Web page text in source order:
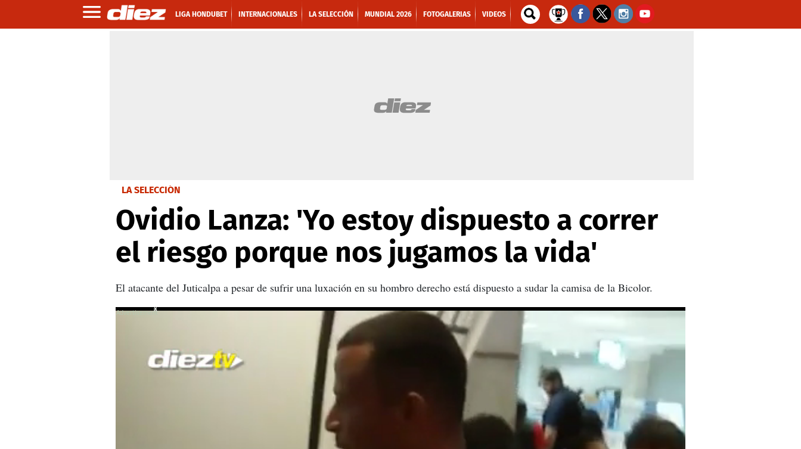
LIGA HONDUBET INTERNACIONALES LA SELECCIÓN MUNDIAL 2026 FOTOGALERIAS VIDEOS
LA SELECCIÓN
Ovidio Lanza: 'Yo estoy dispuesto a correr
el riesgo porque nos jugamos la vida'
El atacante del Juticalpa a pesar de sufrir una luxación en su hombro derecho está dispuesto a sudar la camisa de la Bicolor.
X